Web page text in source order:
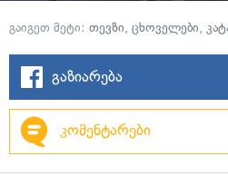
გაიგეთ მეტი: თევზი, ცხოველები,
გაზიარება
კომენტარები